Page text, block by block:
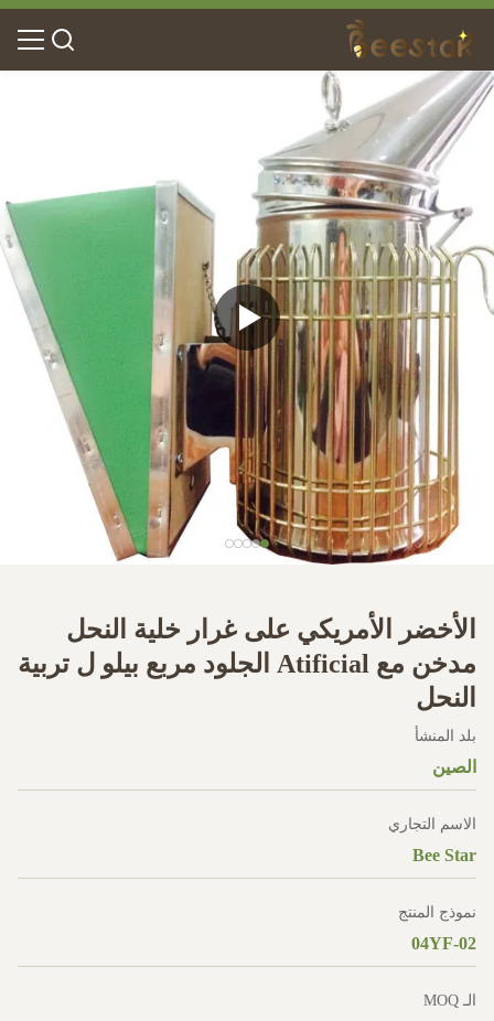
الأخضر الأمريكي على غرار خلية النحل
مدخن مع Atificial الجلود مربع بيلو ل تربية
النحل
بلد المنشأ
الصين
الاسم التجاري
Bee Star
نموذج المنتج
04YF-02
الـ MOQ